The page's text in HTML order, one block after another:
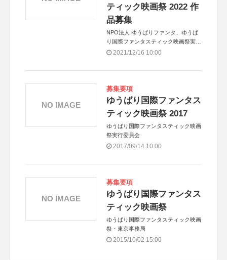
ティック映画祭 2022 作
品募集
NPO法人 ゆうばりファンタ、ゆうば
り国際ファンタスティック映画祭実行
委員会
2021/12/16 10:00
募集要項
ゆうばり国際ファンタス
ティック映画祭 2017
ゆうばり国際ファンタスティック映画
祭実行委員会
2017/09/14 10:00
NO IMAGE
募集要項
ゆうばり国際ファンタス
ティック映画祭
ゆうばり国際ファンタスティック映画
祭・東京事務局
2015/10/02 15:00
NO IMAGE